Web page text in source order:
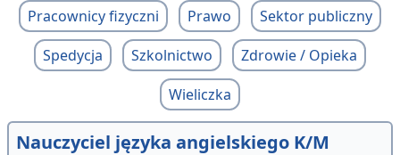
Pracownicy fizyczni
Prawo
Sektor publiczny
Spedycja
Szkolnictwo
Zdrowie / Opieka
Wieliczka
Nauczyciel języka angielskiego K/M